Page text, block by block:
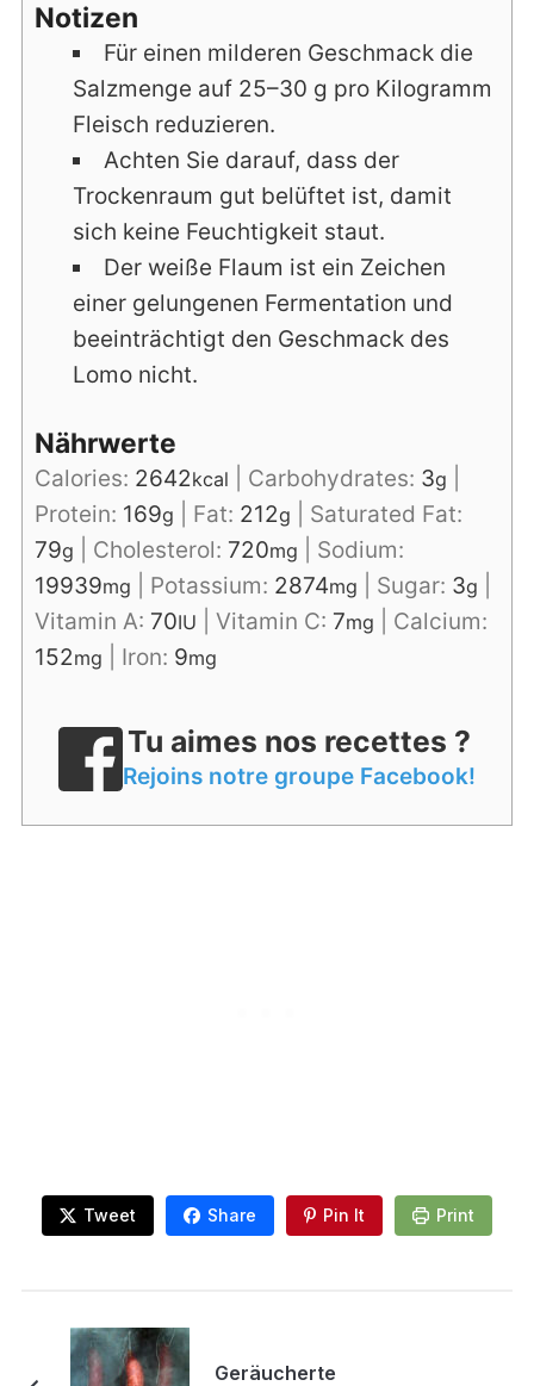
Notizen
Für einen milderen Geschmack die
Salzmenge auf 25–30 g pro Kilogramm
Fleisch reduzieren.
Achten Sie darauf, dass der
Trockenraum gut belüftet ist, damit
sich keine Feuchtigkeit staut.
Der weiße Flaum ist ein Zeichen
einer gelungenen Fermentation und
beeinträchtigt den Geschmack des
Lomo nicht.
Nährwerte
Calories: 2642kcal Carbohydrates: 3g
Protein: 169g Fat: 212g
Saturated Fat:
79g Cholesterol: 720mg
Sodium:
19939mg Potassium: 2874mg Sugar: 3g
Vitamin A: 70IU Vitamin C: 7mg
Calcium:
152mg Iron: 9mg
Tu aimes nos recettes ?
Rejoins notre groupe Facebook!
Tweet Share Pin It Print
Geräucherte